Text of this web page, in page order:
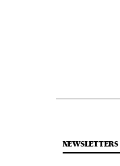
NEWSLETTERS